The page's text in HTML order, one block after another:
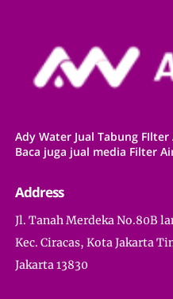
Ady Water Jual Tabung
Baca juga jual media Filter
Address
Jl. Tanah Merdeka No.80B
Kec. Ciracas, Kota Jakarta
Jakarta 13830